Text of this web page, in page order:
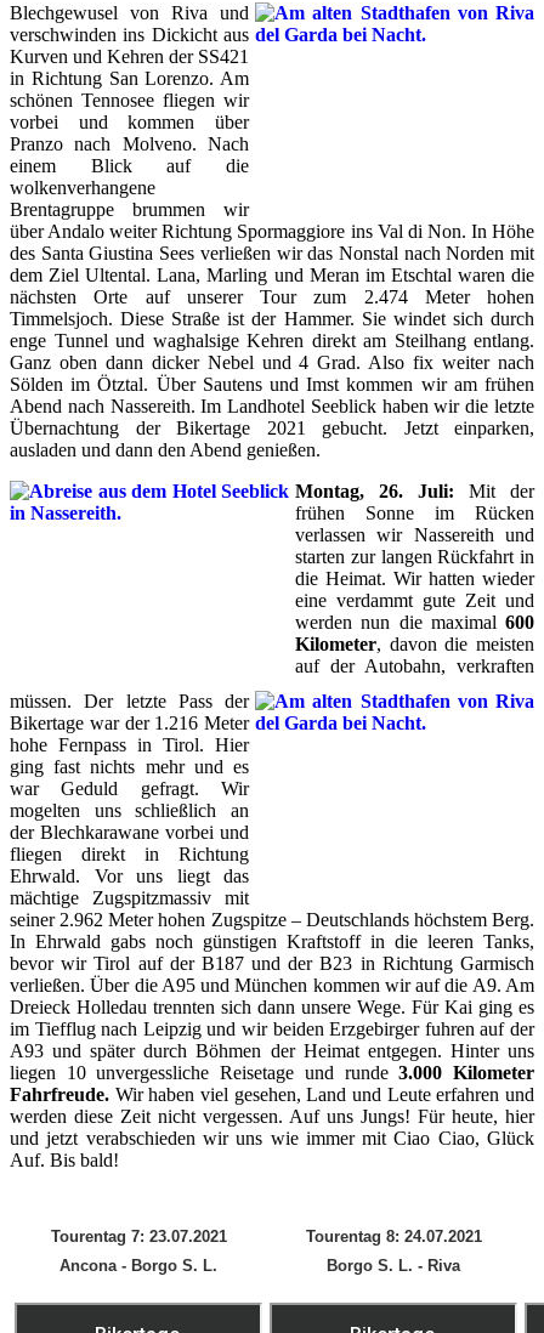
Blechgewusel von Riva und
verschwinden ins Dickicht aus
Kurven und Kehren der SS421
in Richtung San Lorenzo. Am
schönen Tennosee fliegen wir
vorbei und kommen über
Pranzo nach Molveno. Nach
einem Blick auf die
wolkenverhangene
Brentagruppe brummen wir
über Andalo weiter Richtung Spormaggiore ins Val di Non. In Höhe
des Santa Giustina Sees verließen wir das Nonstal nach Norden mit
dem Ziel Ultental. Lana, Marling und Meran im Etschtal waren die
nächsten Orte auf unserer Tour zum 2.474 Meter hohen
Timmelsjoch. Diese Straße ist der Hammer. Sie windet sich durch
enge Tunnel und waghalsige Kehren direkt am Steilhang entlang.
Ganz oben dann dicker Nebel und 4 Grad. Also fix weiter nach
Sölden im Ötztal. Über Sautens und Imst kommen wir am frühen
Abend nach Nassereith. Im Landhotel Seeblick haben wir die letzte
Übernachtung der Bikertage 2021 gebucht. Jetzt einparken,
ausladen und dann den Abend genießen.
Montag, 26. Juli: Mit der
frühen Sonne im Rücken
verlassen wir Nassereith und
starten zur langen Rückfahrt in
die Heimat. Wir hatten wieder
eine verdammt gute Zeit und
werden nun die maximal 600
Kilometer, davon die meisten
auf der Autobahn, verkraften
müssen. Der letzte Pass der
Bikertage war der 1.216 Meter
hohe Fernpass in Tirol. Hier
ging fast nichts mehr und es
war Geduld gefragt. Wir
mogelten uns schließlich an
der Blechkarawane vorbei und
fliegen direkt in Richtung
Ehrwald. Vor uns liegt das
mächtige Zugspitzmassiv mit
seiner 2.962 Meter hohen Zugspitze – Deutschlands höchstem Berg.
In Ehrwald gabs noch günstigen Kraftstoff in die leeren Tanks,
bevor wir Tirol auf der B187 und der B23 in Richtung Garmisch
verließen. Über die A95 und München kommen wir auf die A9. Am
Dreieck Holledau trennten sich dann unsere Wege. Für Kai ging es
im Tiefflug nach Leipzig und wir beiden Erzgebirger fuhren auf der
A93 und später durch Böhmen der Heimat entgegen. Hinter uns
liegen 10 unvergessliche Reisetage und runde3.000 Kilometer
Fahrfreude. Wir haben viel gesehen, Land und Leute erfahren und
werden diese Zeit nicht vergessen. Auf uns Jungs! Für heute, hier
und jetzt verabschieden wir uns wie immer mit Ciao Ciao, Glück
Auf. Bis bald!
Tourentag 7: 23.07.2021
Tourentag 8: 24.07.2021
Ancona - Borgo S. L.
Borgo S. L. - Riva